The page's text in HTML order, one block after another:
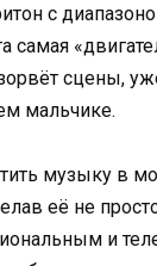
с
самая
сцены,
мальчике.
музыку в
её не
и